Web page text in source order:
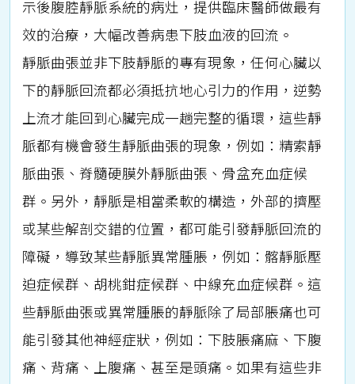
示後腹腔靜脈系統的病灶，提供臨床醫師做最有
效的治療，大幅改善病患下肢血液的回流。
靜脈曲張並非下肢靜脈的專有現象，任何心臟以
下的靜脈回流都必須抵抗地心引力的作用，逆勢
上流才能回到心臟完成一趟完整的循環，這些靜
脈都有機會發生靜脈曲張的現象，例如：精索靜
脈曲張、脊髓硬膜外靜脈曲張、骨盆充血症候
群。另外，靜脈是相當柔軟的構造，外部的擠壓
或某些解剖交錯的位置，都可能引發靜脈回流的
障礙，導致某些靜脈異常腫脹，例如：髂靜脈壓
迫症候群、胡桃鉗症候群、中線充血症候群。這
些靜脈曲張或異常腫脹的靜脈除了局部脹痛也可
能引發其他神經症狀，例如：下肢脹痛麻、下腹
痛、背痛、上腹痛、甚至是頭痛。如果有這些非